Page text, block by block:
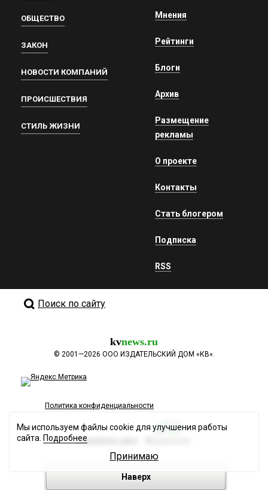
ОБЩЕСТВО
ЗАКОН
НОВОСТИ КОМПАНИЙ
ПРОИСШЕСТВИЯ
СТИЛЬ ЖИЗНИ
Мнения
Рейтинги
Блоги
Архив
Размещение
рекламы
О проекте
Контакты
Стать блогером
Подписка
RSS
Поиск по сайту
kvnews.ru
© 2001—2026 ООО ИЗДАТЕЛЬСКИЙ ДОМ «КВ».
Политика конфиденциальности
Разработка сайта
Наверх
Мы используем файлы cookie для улучшения работы
сайта. Подробнее
Принимаю